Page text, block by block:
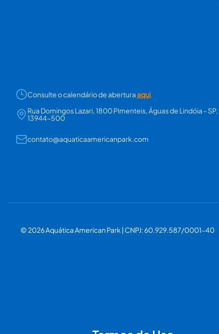
Consulte o calendário de aberturaaqui.
Rua Domingos Lazari, 1800 Pimenteis, Águas de Lindóia - SP,
13944-500
contato@aquaticaamericanpark.com
© 2026 Aquática American Park | CNPJ: 60.929.587/0001-40